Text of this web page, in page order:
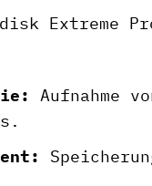
Extreme
Aufnahme